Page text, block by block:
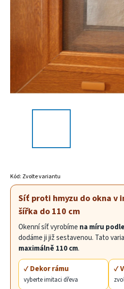
Kód: Zvolte variantu
Síť proti hmyzu do okna v
šířka do 110 cm
Okenní síť vyrobíme na míru
dodáme ji již sestavenou. Tato
maximálně 110 cm.
✓ Dekor rámu
vyberte imitaci dřeva
✓